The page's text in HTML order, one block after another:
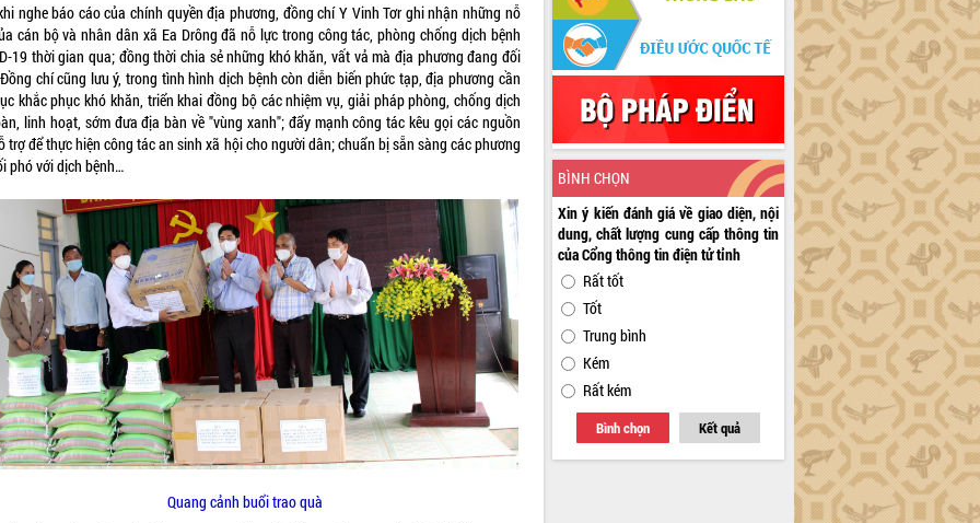
nghe báo cáo của chính quyền địa phương, đồng chí Y Vinh Tơr ghi nhận những nỗ
cán bộ và nhân dân xã Ea Drông đã nỗ lực trong công tác, phòng chống dịch bệnh
19 thời gian qua; đồng thời chia sẻ những khó khăn, vất vả mà địa phương đang đối
chí cũng lưu ý, trong tình hình dịch bệnh còn diễn biến phức tạp, địa phương cần
khắc phục khó khăn, triển khai đồng bộ các nhiệm vụ, giải pháp phòng, chống dịch
linh hoạt, sớm đưa địa bàn về "vùng xanh"; đẩy mạnh công tác kêu gọi các nguồn
trợ để thực hiện công tác an sinh xã hội cho người dân; chuẩn bị sẵn sàng các phương
phó với dịch bệnh…
Quang cảnh buổi trao quà
BÌNH CHỌN
Xin ý kiến đánh giá về giao diện, nội
dung, chất lượng cung cấp thông tin
của Cổng thông tin điện tử tỉnh
Rất tốt
Tốt
Trung bình
Kém
Rất kém
Bình chọn Kết quả